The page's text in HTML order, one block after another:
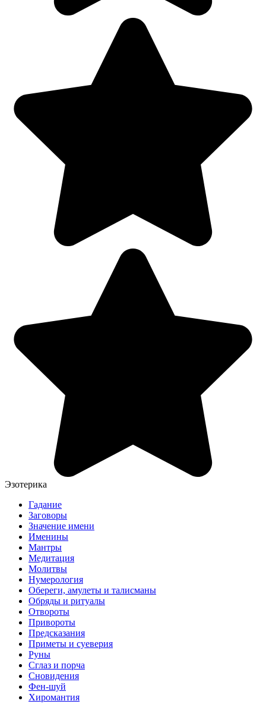
Эзотерика
Гадание
Заговоры
Значение имени
Именины
Мантры
Медитация
Молитвы
Нумерология
Обереги, амулеты и талисманы
Обряды и ритуалы
Отвороты
Привороты
Предсказания
Приметы и суеверия
Руны
Сглаз и порча
Сновидения
Фен-шуй
Хиромантия